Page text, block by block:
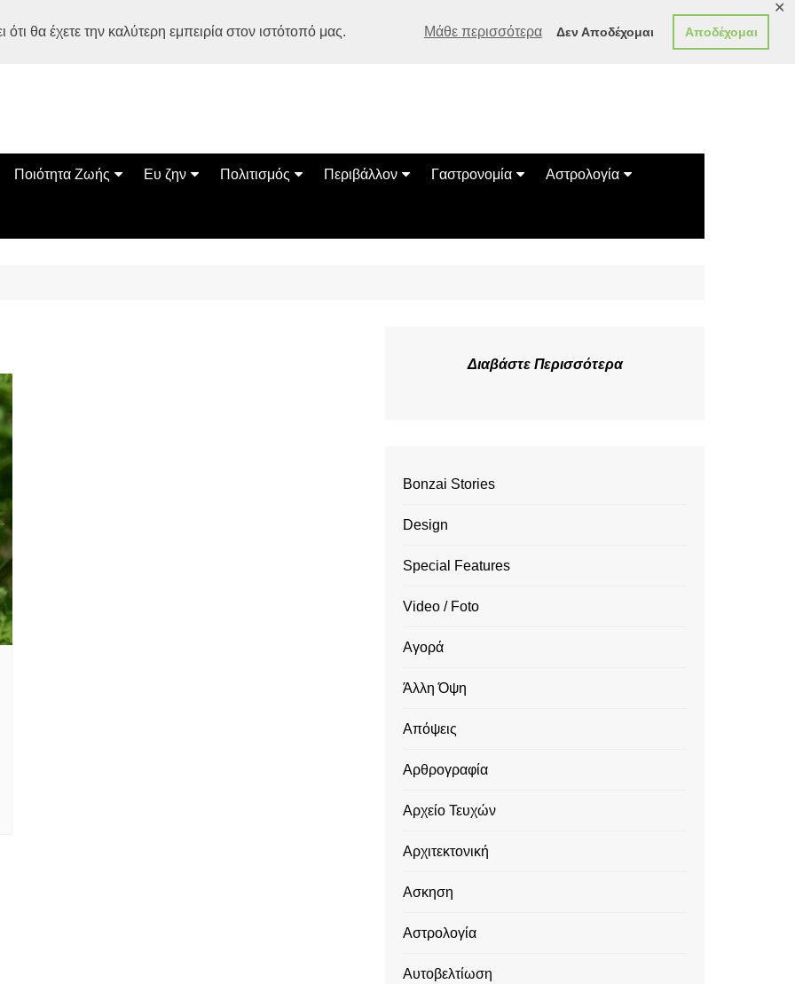
θα έχετε την καλύτερη εμπειρία στον ιστότοπό μας. Μάθε περισσότερα Δεν Αποδέχομαι Αποδέχομαι
✕
Ποιότητα Ζωής
Ασκηση
Ευ ζην
Αυτοβελτίωση
Πολιτισμός
Εκδηλώσεις
Περιβάλλον
Οικολογία
Γαστρονομία
Συνταγές
Αστρολογία
Κινέζικο Ωροσκόπιο
Διαβάστε Περισσότερα
Bonzai Stories
Design
Special Features
Video / Foto
Αγορά
Άλλη Όψη
Απόψεις
Αρθρογραφία
Αρχείο Τευχών
Αρχιτεκτονική
Ασκηση
Αστρολογία
Αυτοβελτίωση